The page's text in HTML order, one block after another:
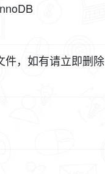
件，如有请立即删除